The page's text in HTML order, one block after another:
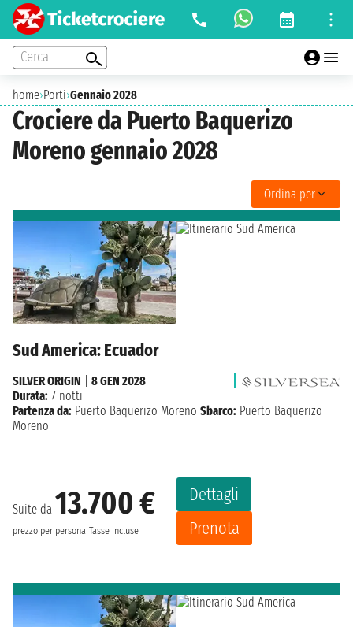
Cerca
home›Porti›Gennaio 2028
Crociere da Puerto Baquerizo
Moreno gennaio 2028
Ordina per
Sud America: Ecuador
Suite da 13.700 €
prezzo per persona Tasse incluse
Dettagli
Prenota
SILVER ORIGIN
8 GEN 2028
Durata: 7 notti
Partenza da: Puerto Baquerizo Moreno Sbarco: Puerto Baquerizo
Moreno